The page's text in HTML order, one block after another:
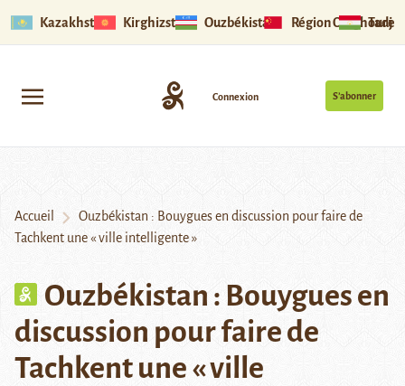
Kazakhstan Kirghizstan Ouzbékistan Région Ouïghoure
S’abonner
Connexion
Accueil
Ouzbékistan : Bouygues en discussion pour faire de
Tachkent une « ville intelligente »
Ouzbékistan : Bouygues en
discussion pour faire de
Tachkent une « ville